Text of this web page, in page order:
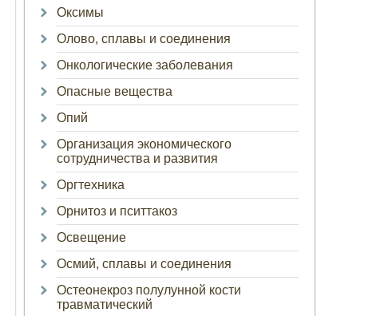
Оксимы
Олово, сплавы и соединения
Онкологические заболевания
Опасные вещества
Опий
Организация экономического
сотрудничества и развития
Оргтехника
Орнитоз и пситтакоз
Освещение
Осмий, сплавы и соединения
Остеонекроз полулунной кости
травматический